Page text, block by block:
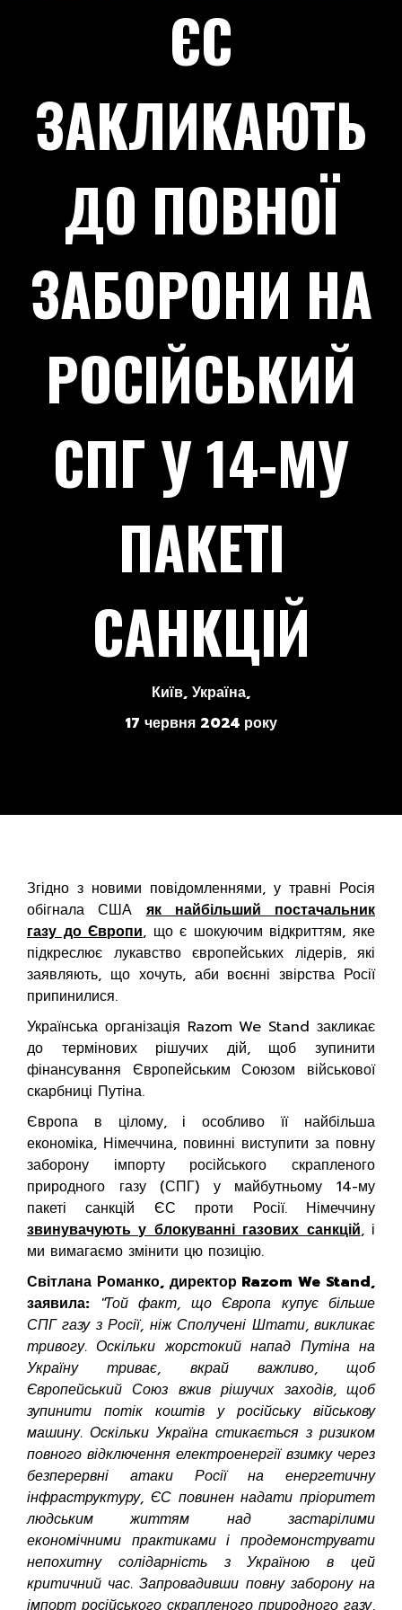
ЄС
ЗАКЛИКАЮТЬ
ДО ПОВНОЇ
ЗАБОРОНИ НА
РОСІЙСЬКИЙ
СПГ У 14-МУ
ПАКЕТІ
САНКЦІЙ
Київ, Україна,
17 червня 2024 року
Згідно з новими повідомленнями, у травні Росія
обігнала СШАяк найбільший постачальник
газу до Європи, що є шокуючим відкриттям, яке
підкреслює лукавство європейських лідерів, які
заявляють, що хочуть, аби воєнні звірства Росії
припинилися.
Українська організація Razom We Stand закликає
до термінових рішучих дій, щоб зупинити
фінансування Європейським Союзом військової
скарбниці Путіна.
Європа в цілому, і особливо її найбільша
економіка, Німеччина, повинні виступити за повну
заборону імпорту російського скрапленого
природного газу (СПГ) у майбутньому 14-му
пакеті санкцій ЄС проти Росії. Німеччину
звинувачують у блокуванні газових санкцій, і
ми вимагаємо змінити цю позицію.
Світлана Романко, директор Razom We Stand,
заявила: "Той факт, що Європа купує більше
СПГ газу з Росії, ніж Сполучені Штати, викликає
тривогу. Оскільки жорстокий напад Путіна на
Україну триває, вкрай важливо, щоб
Європейський Союз вжив рішучих заходів, щоб
зупинити потік коштів у російську військову
машину. Оскільки Україна стикається з ризиком
повного відключення електроенергії взимку через
безперервні атаки Росії на енергетичну
інфраструктуру, ЄС повинен надати пріоритет
людським життям над застарілими
економічними практиками і продемонструвати
непохитну солідарність з Україною в цей
критичний час. Запровадивши повну заборону на
імпорт російського скрапленого природного газу,